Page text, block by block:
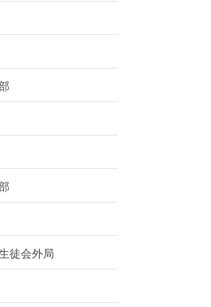
徒会外局